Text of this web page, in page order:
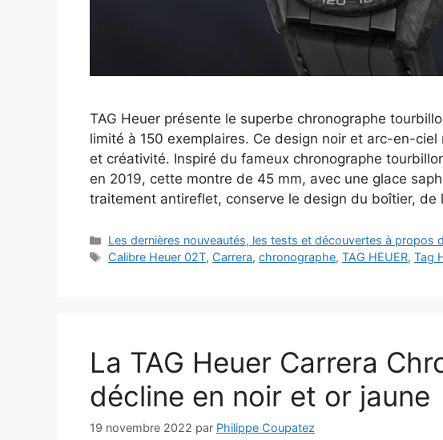
TAG Heuer présente le superbe chronographe
limité à 150 exemplaires. Ce design noir et arc-en-
et créativité. Inspiré du fameux chronographe
en 2019, cette montre de 45 mm, avec une glace
traitement antireflet, conserve le design du boîtier, de
Catégories
Les dernières nouveautés, les tests et découvertes à propos
Étiquettes
Calibre Heuer 02T, Carrera,chronographe,TAG HEUER,Tag
La TAG Heuer Carrera
décline en noir et or jaune
19 novembre 2022 par Philippe Coupatez